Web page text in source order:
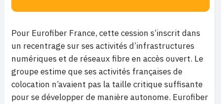
Pour Eurofiber France, cette cession s’inscrit dans
un recentrage sur ses activités d’infrastructures
numériques et de réseaux fibre en accès ouvert. Le
groupe estime que ses activités françaises de
colocation n’avaient pas la taille critique suffisante
pour se développer de manière autonome. Eurofiber